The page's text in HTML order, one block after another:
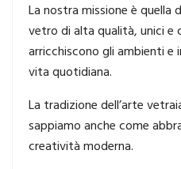
La nostra missione è quella
vetro di alta qualità, unici e
arricchiscono gli ambienti e
vita quotidiana.
La tradizione dell’arte
sappiamo anche come
creatività moderna.